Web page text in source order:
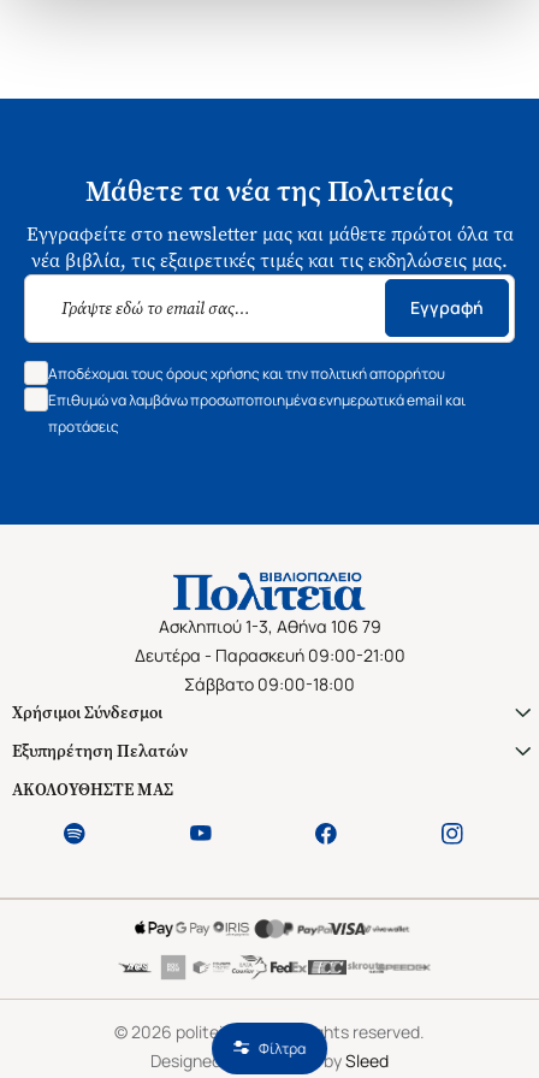
Φίλτρα
Μάθετε τα νέα της Πολιτείας
Εγγραφείτε στο newsletter μας και μάθετε πρώτοι όλα τα
νέα βιβλία, τις εξαιρετικές τιμές και τις εκδηλώσεις μας.
Εγγραφή
Αποδέχομαι τους όρους χρήσης και την πολιτική απορρήτου
Επιθυμώ να λαμβάνω προσωποποιημένα ενημερωτικά email και
προτάσεις
Ασκληπιού 1-3, Αθήνα 106 79
Δευτέρα - Παρασκευή 09:00-21:00
Σάββατο 09:00-18:00
Χρήσιμοι Σύνδεσμοι
Εξυπηρέτηση Πελατών
ΑΚΟΛΟΥΘΗΣΤΕ ΜΑΣ
© 2026 politeianet.gr All rights reserved.
Designed & Developed bySleed